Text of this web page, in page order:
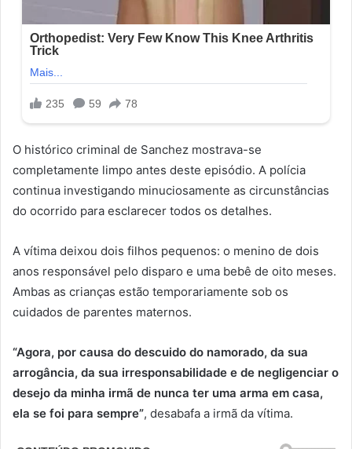
O histórico criminal de Sanchez mostrava-se
completamente limpo antes deste episódio. A polícia
continua investigando minuciosamente as circunstâncias
do ocorrido para esclarecer todos os detalhes.
A vítima deixou dois filhos pequenos: o menino de dois
anos responsável pelo disparo e uma bebê de oito meses.
Ambas as crianças estão temporariamente sob os
cuidados de parentes maternos.
“Agora, por causa do descuido do namorado, da sua
arrogância, da sua irresponsabilidade e de negligenciar o
desejo da minha irmã de nunca ter uma arma em casa,
ela se foi para sempre”, desabafa a irmã da vítima.